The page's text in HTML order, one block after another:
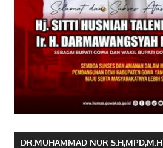
DR.MUHAMMAD NUR S.H,MPD,M.H